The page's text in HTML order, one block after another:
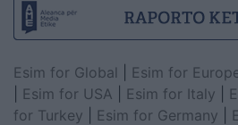
Esim for Global Esim for
Esim for USA Esim for Italy
for Turkey
Esim for Germany